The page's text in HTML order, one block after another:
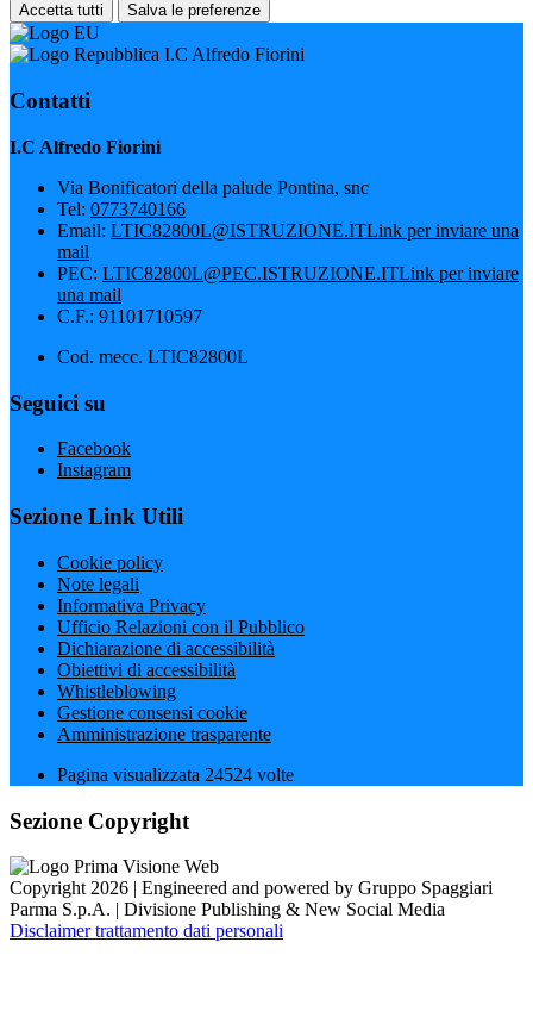
Accetta tutti Salva le preferenze
I.C Alfredo Fiorini
Contatti
I.C Alfredo Fiorini
Via Bonificatori della palude Pontina, snc
Tel: 0773740166
Email: LTIC82800L@ISTRUZIONE.ITLink per inviare una
mail
PEC: LTIC82800L@PEC.ISTRUZIONE.ITLink per inviare
una mail
C.F.: 91101710597
Cod. mecc. LTIC82800L
Seguici su
Facebook
Instagram
Sezione Link Utili
Cookie policy
Note legali
Informativa Privacy
Ufficio Relazioni con il Pubblico
Dichiarazione di accessibilità
Obiettivi di accessibilità
Whistleblowing
Gestione consensi cookie
Amministrazione trasparente
Pagina visualizzata 24524 volte
Sezione Copyright
Copyright 2026 | Engineered and powered by Gruppo Spaggiari
Parma S.p.A. | Divisione Publishing & New Social Media
Disclaimer trattamento dati personali